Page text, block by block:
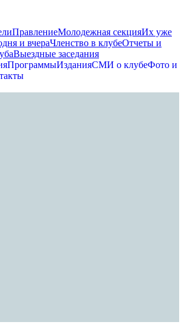
ПравлениеМолодежная секцияИх уже
и вчераЧленство в клубеОтчеты и
Выездные заседания
ПрограммыИзданияСМИ о клубеФото и